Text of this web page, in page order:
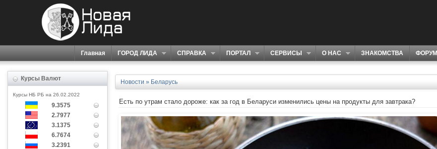
Главная ГОРОД ЛИДА СПРАВКА ПОРТАЛ СЕРВИСЫ О НАС ЗНАКОМСТВА ФОРУМ
Курсы Валют
Курсы НБ РБ на 26.02.2022
9.3575
2.7977
3.1375
6.7674
3.2391
Новости » Беларусь
Есть по утрам стало дороже: как за год в Беларуси изменились цены на продукты для завтрака?